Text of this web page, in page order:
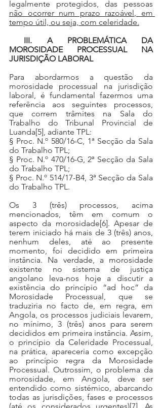
não ocorrer num prazo razoável, em
tempo útil, ou seja, com celeridade.
III. A PROBLEMÁTICA DA
MOROSIDADE PROCESSUAL NA
JURISDIÇÃO LABORAL
Para abordarmos a questão da
morosidade processual na jurisdição
laboral, é fundamental fazermos uma
referência aos seguintes processos,
que correm trâmites na Sala do
Trabalho do Tribunal Provincial de
Luanda[5] , adiante TPL:
§ Proc. N.º 580/16-C, 1ª Secção da Sala
do Trabalho TPL;
§ Proc. N.º 470/16-G, 2ª Secção da Sala
do Trabalho TPL;
§ Proc. N.º 514/17-B4, 3ª Secção da Sala
do Trabalho TPL.
Os 3 (três) processos, acima
mencionados, têm em comum o
aspecto da morosidade[6]. Apesar de
terem iniciado há mais de 3 (três) anos,
nenhum deles, até ao presente
momento, foi decidido em primeira
instância. Na verdade, a morosidade
existente no sistema de justiça
angolano leva-nos hoje a discutir a
existência do princípio “ad hoc” da
Morosidade Processual, que se
traduziria no facto de, em regra, em
Angola, os processos judiciais levarem,
no mínimo, 3 (três) anos para serem
decididos em primeira instância. Assim,
o princípio da Celeridade Processual,
na prática, apareceria como excepção
ao princípio regra da Morosidade
Processual. Outrossim, o problema da
morosidade, em Angola, deve ser
entendido como sistémico, abarcando
todas as jurisdições, fases e processos
(até os considerados urgentes)[7] . As